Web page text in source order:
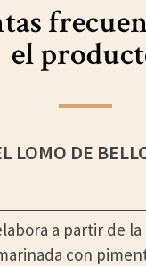
el
LOMO DE
a partir de
con